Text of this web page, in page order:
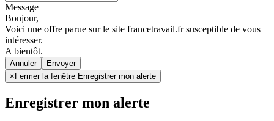
Message
Bonjour,
Voici une offre parue sur le site francetravail.fr susceptible de vous
intéresser.
A bientôt.
Annuler
× Fermer la fenêtre Enregistrer mon alerte
Enregistrer mon alerte